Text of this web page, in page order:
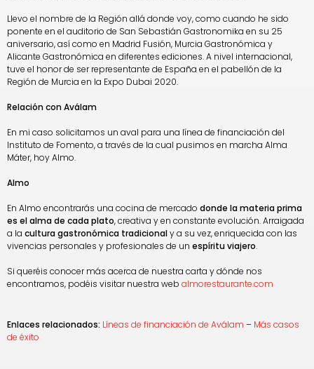
Llevo el nombre de la Región allá donde voy, como cuando he sido
ponente en el auditorio de San Sebastián Gastronomika en su 25
aniversario, así como en Madrid Fusión, Murcia Gastronómica y
Alicante Gastronómica en diferentes ediciones. A nivel internacional,
tuve el honor de ser representante de España en el pabellón de la
Región de Murcia en la Expo Dubai 2020.
Relación con Aválam
En mi caso solicitamos un aval para una línea de financiación del
Instituto de Fomento, a través de la cual pusimos en marcha Alma
Máter, hoy Almo.
Almo
En Almo encontrarás una cocina de mercado donde la materia prima
es el alma de cada plato, creativa y en constante evolución. Arraigada
a la cultura gastronómica tradicionaly a su vez, enriquecida con las
vivencias personales y profesionales de un espíritu viajero.
Si queréis conocer más acerca de nuestra carta y dónde nos
encontramos, podéis visitar nuestra web almorestaurante.com
Enlaces relacionados: Líneas de financiación de Aválam – Más casos
de éxito